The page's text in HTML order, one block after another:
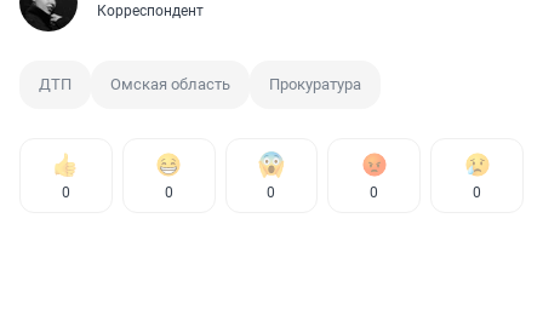
Корреспондент
ДТП Омская область Прокуратура
0 0 0 0 0